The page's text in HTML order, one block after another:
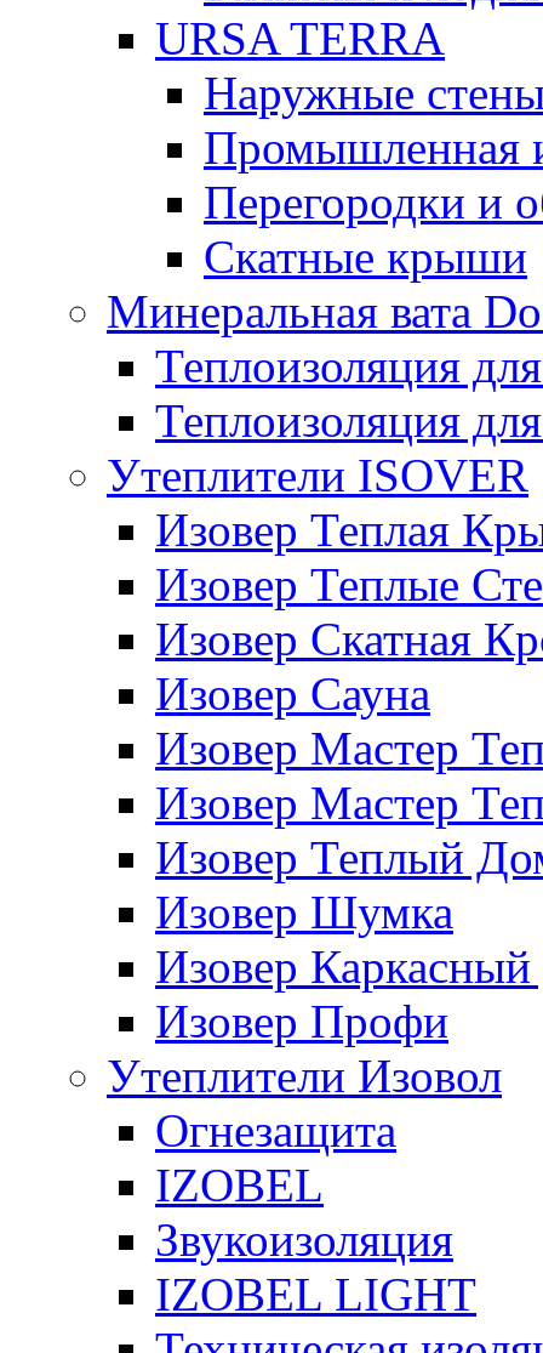
URSA TERRA
Наружные
Промышленная
Перегородки и
Скатные крыши
Минеральная вата
Теплоизоляция
Теплоизоляция
Утеплители ISOVER
Изовер Теплая
Изовер Теплые
Изовер Скатная
Изовер Сауна
Изовер Мастер
Изовер Мастер
Изовер Теплый
Изовер Шумка
Изовер
Изовер Профи
Утеплители Изовол
Огнезащита
IZOBEL
Звукоизоляция
IZOBEL LIGHT